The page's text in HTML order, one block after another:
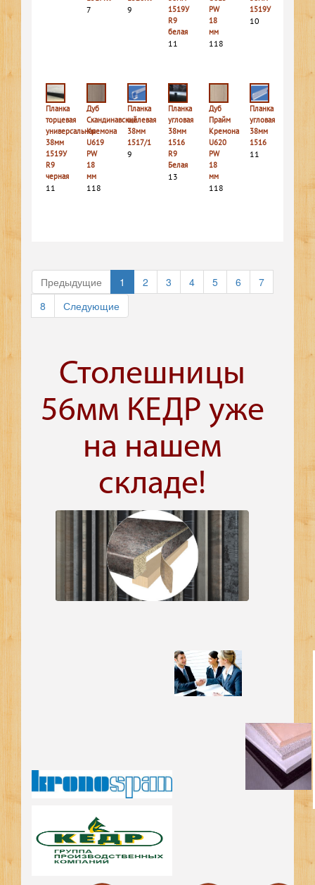
7 9
1519У
R9
белая
11
PW
18
мм
118
1519У
10
Планка
торцевая
универсальная
38мм
1519У
R9
черная
11
Дуб
Скандинавский
Кремона
U619
PW
18
мм
118
Планка
щелевая
38мм
1517/1
9
Планка
угловая
38мм
1516
R9
Белая
13
Дуб
Прайм
Кремона
U620
PW
18
мм
118
Планка
угловая
38мм
1516
11
Предыдущие 1 2 3 4 5 6
7
8
Следующие
Столешницы
56мм КЕДР уже
на нашем
складе!